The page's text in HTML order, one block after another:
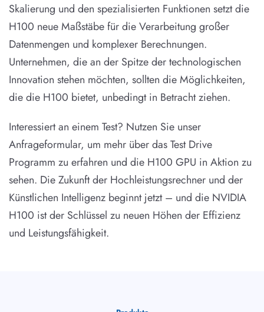
Skalierung und den spezialisierten Funktionen setzt die
H100 neue Maßstäbe für die Verarbeitung großer
Datenmengen und komplexer Berechnungen.
Unternehmen, die an der Spitze der technologischen
Innovation stehen möchten, sollten die Möglichkeiten,
die die H100 bietet, unbedingt in Betracht ziehen.
Interessiert an einem Test? Nutzen Sie unser
Anfrageformular, um mehr über das Test Drive
Programm zu erfahren und die H100 GPU in Aktion zu
sehen. Die Zukunft der Hochleistungsrechner und der
Künstlichen Intelligenz beginnt jetzt – und die NVIDIA
H100 ist der Schlüssel zu neuen Höhen der Effizienz
und Leistungsfähigkeit.